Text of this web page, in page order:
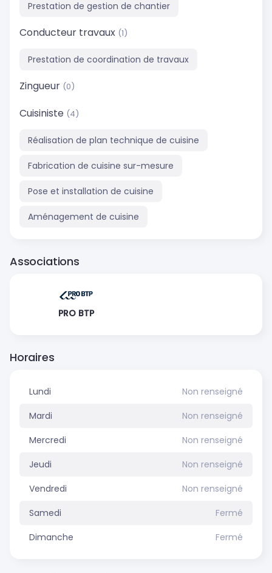
Prestation de gestion de chantier
Conducteur travaux (1)
Prestation de coordination de travaux
Zingueur (0)
Cuisiniste (4)
Réalisation de plan technique de cuisine
Fabrication de cuisine sur-mesure
Pose et installation de cuisine
Aménagement de cuisine
Associations
PRO BTP
Horaires
Lundi
Non renseigné
Mardi
Non renseigné
Mercredi
Non renseigné
Jeudi
Non renseigné
Vendredi
Non renseigné
Samedi
Fermé
Dimanche
Fermé